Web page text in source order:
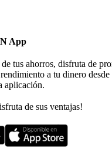
App
tus ahorros, disfruta de
a tu dinero
aplicación.
de sus ventajas!